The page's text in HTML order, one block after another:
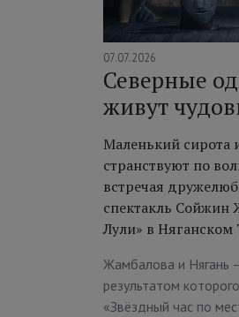
07.07.2026
Северные
живут
Маленький сирота
странствуют по
встречая
спектакль Сойжин
Лули» в
Жамбалова и Нягань
результатом
«Звёздный час по